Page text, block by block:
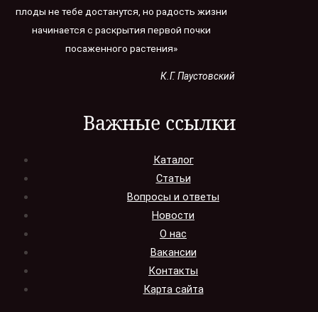
плоды не тебе достанутся, но радость жизни
начинается с раскрытия первой почки
посаженного растения»
К.Г. Паустовский
Важные ссылки
Каталог
Статьи
Вопросы и ответы
Новости
О нас
Вакансии
Контакты
Карта сайта